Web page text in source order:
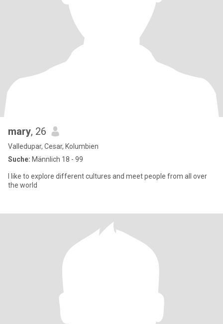
mary, 26
Valledupar, Cesar, Kolumbien
Suche: Männlich 18 - 99
I like to explore different cultures and meet people from all over
the world